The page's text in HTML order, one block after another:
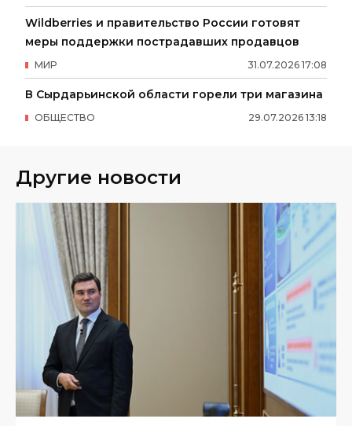
Wildberries и правительство России готовят
меры поддержки пострадавших продавцов
31.07.2026 17:08
МИР
В Сырдарьинской области горели три магазина
29.07.2026 13:18
ОБЩЕСТВО
Другие новости